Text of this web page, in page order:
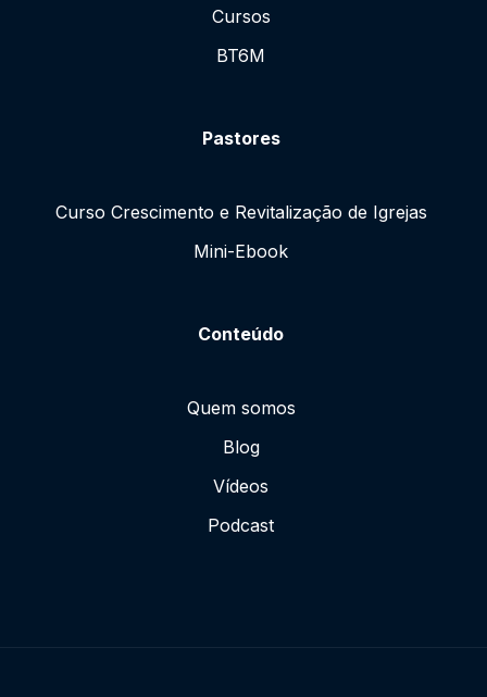
Cursos
BT6M
Pastores
Curso Crescimento e Revitalização de Igrejas
Mini-Ebook
Conteúdo
Quem somos
Blog
Vídeos
Podcast